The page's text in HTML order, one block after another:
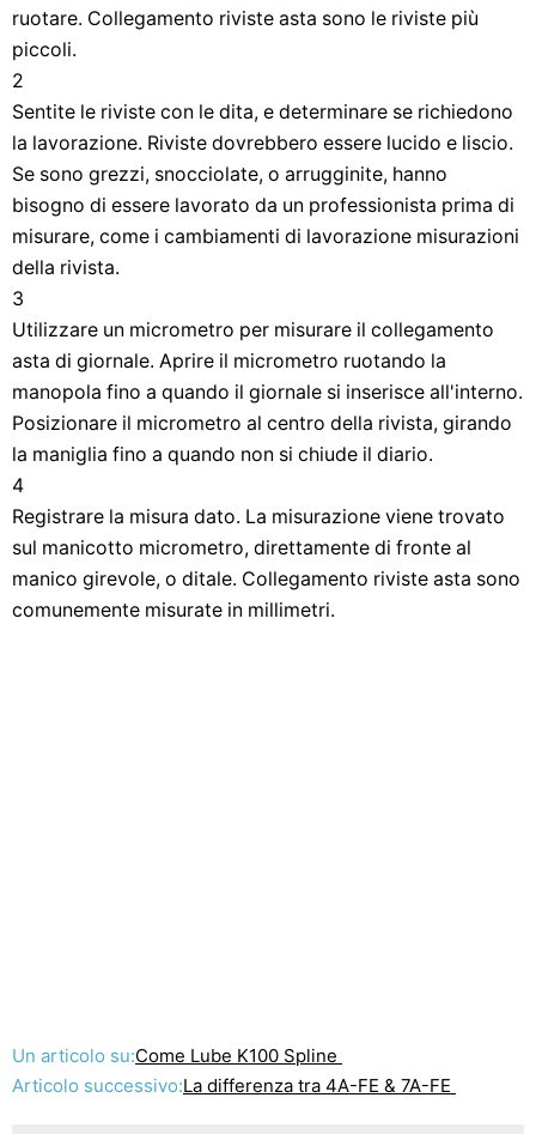
ruotare. Collegamento riviste asta sono le riviste più
piccoli.
2
Sentite le riviste con le dita, e determinare se richiedono
la lavorazione. Riviste dovrebbero essere lucido e liscio.
Se sono grezzi, snocciolate, o arrugginite, hanno
bisogno di essere lavorato da un professionista prima di
misurare, come i cambiamenti di lavorazione misurazioni
della rivista.
3
Utilizzare un micrometro per misurare il collegamento
asta di giornale. Aprire il micrometro ruotando la
manopola fino a quando il giornale si inserisce all'interno.
Posizionare il micrometro al centro della rivista, girando
la maniglia fino a quando non si chiude il diario.
4
Registrare la misura dato. La misurazione viene trovato
sul manicotto micrometro, direttamente di fronte al
manico girevole, o ditale. Collegamento riviste asta sono
comunemente misurate in millimetri.
Un articolo su:Come Lube K100 Spline
Articolo successivo:La differenza tra 4A-FE & 7A-FE